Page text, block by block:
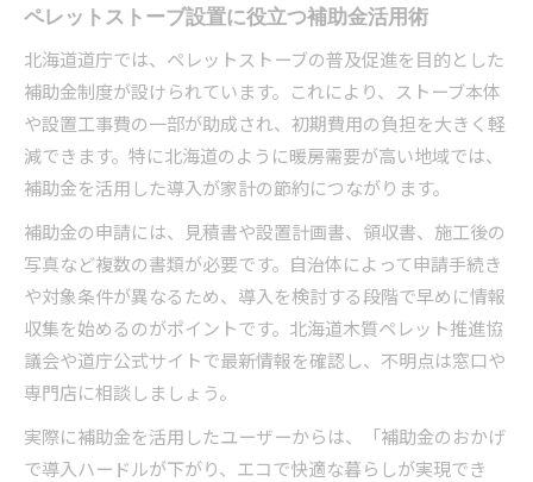
ペレットストーブ設置に役立つ補助金活用術
北海道道庁では、ペレットストーブの普及促進を目的とした
補助金制度が設けられています。これにより、ストーブ本体
や設置工事費の一部が助成され、初期費用の負担を大きく軽
減できます。特に北海道のように暖房需要が高い地域では、
補助金を活用した導入が家計の節約につながります。
補助金の申請には、見積書や設置計画書、領収書、施工後の
写真など複数の書類が必要です。自治体によって申請手続き
や対象条件が異なるため、導入を検討する段階で早めに情報
収集を始めるのがポイントです。北海道木質ペレット推進協
議会や道庁公式サイトで最新情報を確認し、不明点は窓口や
専門店に相談しましょう。
実際に補助金を活用したユーザーからは、「補助金のおかげ
で導入ハードルが下がり、エコで快適な暮らしが実現でき